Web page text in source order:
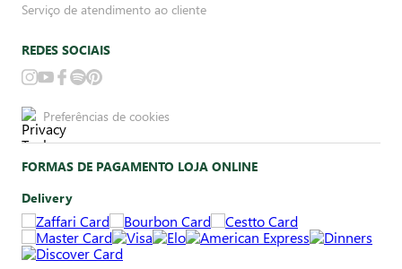
Serviço de atendimento ao cliente
REDES SOCIAIS
Preferências de cookies
FORMAS DE PAGAMENTO LOJA ONLINE
Delivery